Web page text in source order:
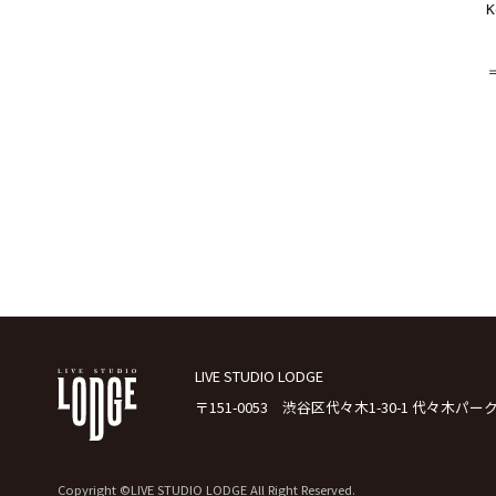
LIVE STUDIO LODGE
〒151-0053 渋谷区代々木1-30-1 代々木パー
Copyright ©LIVE STUDIO LODGE All Right Reserved.